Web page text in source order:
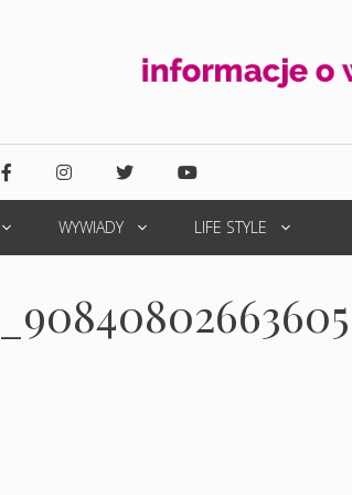
WYWIADY LIFE STYLE